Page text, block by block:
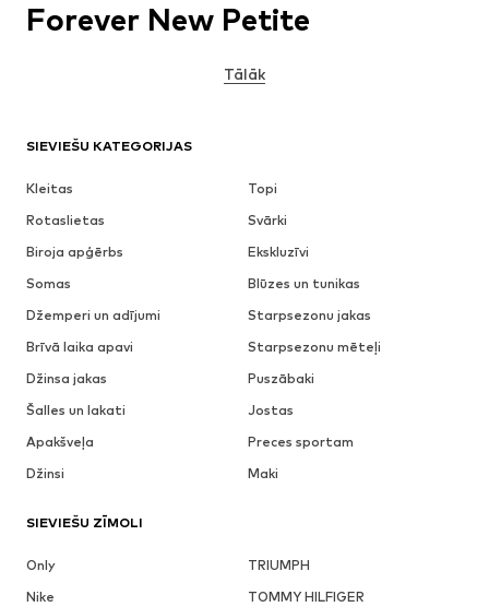
SIEVIEŠU KATEGORIJAS
Kleitas
Topi
Rotaslietas
Svārki
Biroja apģērbs
Ekskluzīvi
Somas
Blūzes un tunikas
Džemperi un adījumi
Starpsezonu jakas
Brīvā laika apavi
Starpsezonu mēteļi
Džinsa jakas
Puszābaki
Šalles un lakati
Jostas
Apakšveļa
Preces sportam
Džinsi
Maki
SIEVIEŠU ZĪMOLI
Only
TRIUMPH
Nike
TOMMY HILFIGER
Forever New Petite
Tālāk